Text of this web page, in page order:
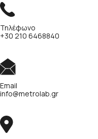
Τηλέφωνο
+30 210 6468840
Email
info@metrolab.gr